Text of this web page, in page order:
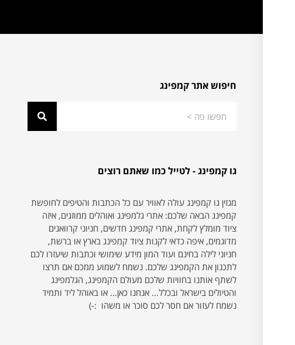
חיפוש אתר קמפינג
גו קמפינג - לטייל כמו שאתם רוצים
מגזין גו קמפינג עולה לאוויר עם כל הכתבות והטיפים לחופשת
קמפינג הבאה שלכם: אתרי גלמפינג ואוהלים ממוזגים, איזה
ציוד מומלץ לקחת, אתרי קמפינג חדשים, חניוני קרוואנים
מדוגמים, איפה כדאי לקנות ציוד קמפינג בארץ או ברשת,
חניוני לילה בחינם ועוד המון מידע שימושי וכתבות שיעזרו לכם
לתכנון את הקמפינג שלכם. נשמח לשמוע ממכם אם תרצו
לשתף אותנו בחוויות שלכם מעולם הקמפינג, הגלמפינג
והטיולים בישראל ובכלל… אנחנו כאן… או באוהל ליד ותמיד
נשמח לעזור אם חסר לכם סוכר או משהו :-)